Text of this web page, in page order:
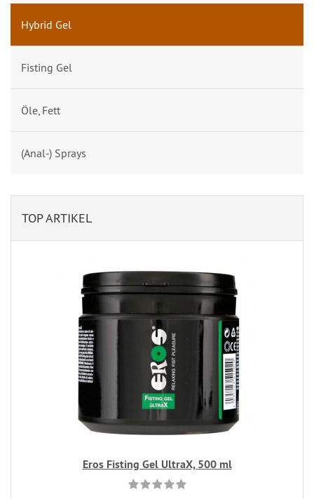
Hybrid Gel
Fisting Gel
Öle, Fett
(Anal-) Sprays
TOP ARTIKEL
Eros Fisting Gel UltraX, 500 ml